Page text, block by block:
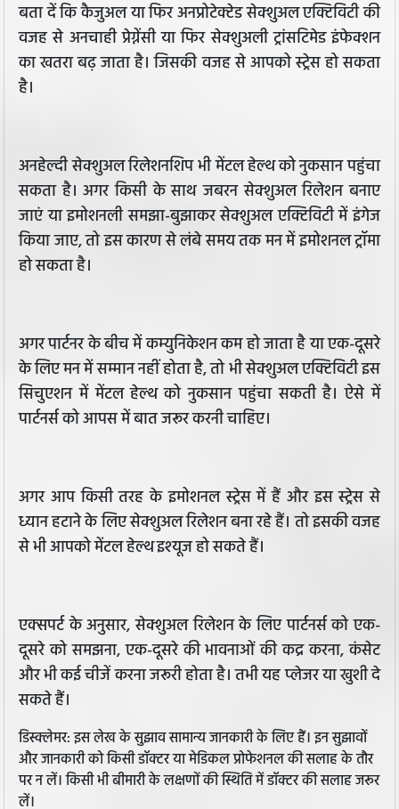
बता दें कि कैजुअल या फिर अनप्रोटेक्टेड सेक्शुअल एक्टिविटी की
वजह से अनचाही प्रेग्नेंसी या फिर सेक्शुअली ट्रांसटिमेड इंफेक्शन
का खतरा बढ़ जाता है। जिसकी वजह से आपको स्ट्रेस हो सकता
है।
अनहेल्दी सेक्शुअल रिलेशनशिप भी मेंटल हेल्थ को नुकसान पहुंचा
सकता है। अगर किसी के साथ जबरन सेक्शुअल रिलेशन बनाए
जाएं या इमोशनली समझा-बुझाकर सेक्शुअल एक्टिविटी में इंगेज
किया जाए, तो इस कारण से लंबे समय तक मन में इमोशनल ट्रॉमा
हो सकता है।
अगर पार्टनर के बीच में कम्युनिकेशन कम हो जाता है या एक-दूसरे
के लिए मन में सम्मान नहीं होता है, तो भी सेक्शुअल एक्टिविटी इस
सिचुएशन में मेंटल हेल्थ को नुकसान पहुंचा सकती है। ऐसे में
पार्टनर्स को आपस में बात जरूर करनी चाहिए।
अगर आप किसी तरह के इमोशनल स्ट्रेस में हैं और इस स्ट्रेस से
ध्यान हटाने के लिए सेक्शुअल रिलेशन बना रहे हैं। तो इसकी वजह
से भी आपको मेंटल हेल्थ इश्यूज हो सकते हैं।
एक्सपर्ट के अनुसार, सेक्शुअल रिलेशन के लिए पार्टनर्स को एक-
दूसरे को समझना, एक-दूसरे की भावनाओं की कद्र करना, कंसेट
और भी कई चीजें करना जरूरी होता है। तभी यह प्लेजर या खुशी दे
सकते हैं।
डिस्क्लेमर: इस लेख के सुझाव सामान्य जानकारी के लिए हैं। इन सुझावों
और जानकारी को किसी डॉक्टर या मेडिकल प्रोफेशनल की सलाह के तौर
पर न लें। किसी भी बीमारी के लक्षणों की स्थिति में डॉक्टर की सलाह जरूर
लें।